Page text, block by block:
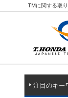
TMに関する取
注目のキー